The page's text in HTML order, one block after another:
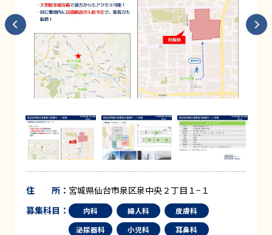
住 所： 宮城県仙台市泉区泉中央２丁目１−１
募集科目：
内科 婦人科
皮膚科
泌尿器科
小児科
耳鼻科